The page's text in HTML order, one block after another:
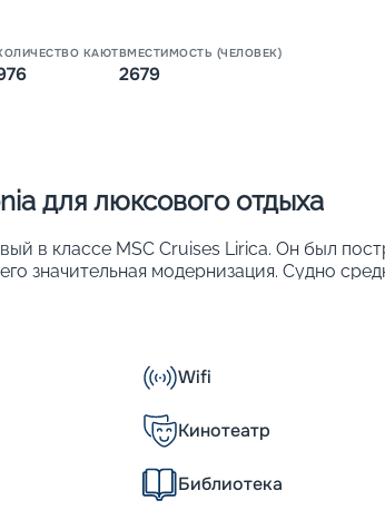
КАЮТВМЕСТИМОСТЬ (ЧЕЛОВЕК)
2679
для люксового отдыха
в классе MSC Cruises Lirica. Он был
значительная модернизация. Судно
рассчитаны на комфортное расселение 2
Wifi
Кинотеатр
Библиотека